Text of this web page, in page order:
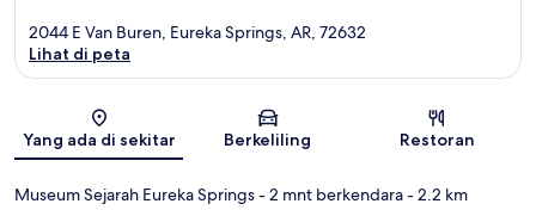
Peta
2044 E Van Buren, Eureka Springs, AR, 72632
Lihat di peta
Yang ada di sekitar Berkeliling Restoran
Museum Sejarah Eureka Springs- 2 mnt berkendara- 2.2 km